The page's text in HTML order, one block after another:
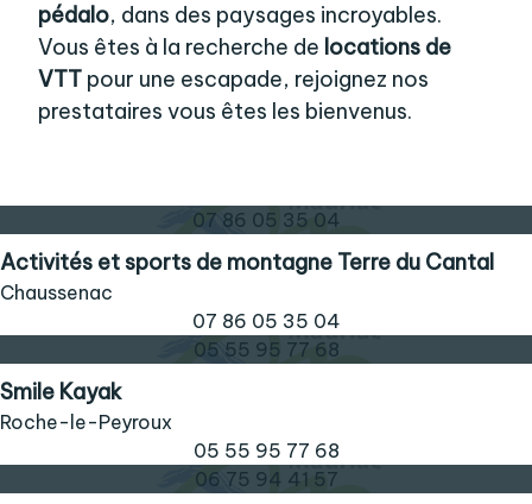
pédalo, dans des paysages incroyables.
Vous êtes à la recherche de locations de
VTTpour une escapade, rejoignez nos
prestataires vous êtes les bienvenus.
07 86 05 35 04
Activités et sports de montagne Terre du Cantal
Chaussenac
07 86 05 35 04
05 55 95 77 68
Smile Kayak
Roche-le-Peyroux
05 55 95 77 68
06 75 94 41 57